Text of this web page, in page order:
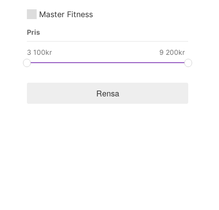
Master Fitness
Pris
3 100kr 9 200kr
Rensa